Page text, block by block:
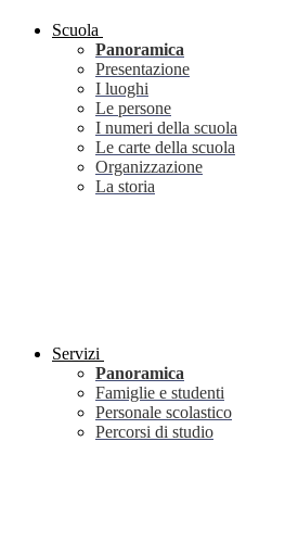
Scuola
Panoramica
Presentazione
I luoghi
Le persone
I numeri della scuola
Le carte della scuola
Organizzazione
La storia
Servizi
Panoramica
Famiglie e studenti
Personale scolastico
Percorsi di studio